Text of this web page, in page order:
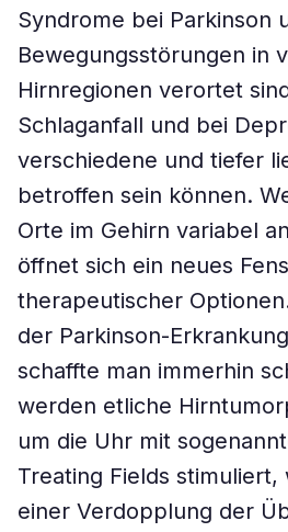
Syndrome bei Parkinson
Bewegungsstörungen in
Hirnregionen verortet
Schlaganfall und bei
verschiedene und tiefer
betroffen sein können.
Orte im Gehirn variabel
öffnet sich ein neues
therapeutischer
der Parkinson-
schaffte man immerhin
werden etliche
um die Uhr mit
Treating Fields stimuliert,
einer Verdopplung der